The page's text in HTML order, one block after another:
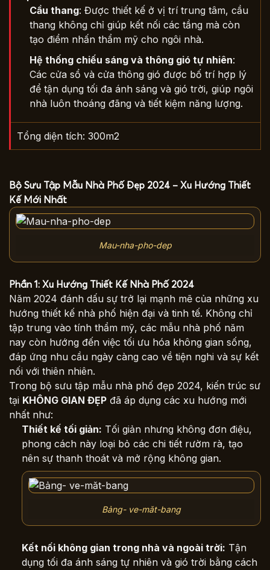
Cầu thang: Được thiết kế ở vị trí trung tâm, cầu
thang không chỉ giúp kết nối các tầng mà còn
tạo điểm nhấn thẩm mỹ cho ngôi nhà.
Hệ thống chiếu sáng và thông gió tự nhiên:
Các cửa sổ và cửa thông gió được bố trí hợp lý
để tận dụng tối đa ánh sáng và gió trời, giúp ngôi
nhà luôn thoáng đãng và tiết kiệm năng lượng.
Tổng diện tích: 300m2
Bộ Sưu Tập Mẫu Nhà Phố Đẹp 2024 – Xu Hướng Thiết
Kế Mới Nhất
Mau-nha-pho-dep
Phần 1: Xu Hướng Thiết Kế Nhà Phố 2024
Năm 2024 đánh dấu sự trở lại mạnh mẽ của những xu
hướng thiết kế nhà phố hiện đại và tinh tế. Không chỉ
tập trung vào tính thẩm mỹ, các mẫu nhà phố năm
nay còn hướng đến việc tối ưu hóa không gian sống,
đáp ứng nhu cầu ngày càng cao về tiện nghi và sự kết
nối với thiên nhiên.
Trong bộ sưu tập mẫu nhà phố đẹp 2024, kiến trúc sư
tại KHÔNG GIAN ĐẸP đã áp dụng các xu hướng mới
nhất như:
Thiết kế tối giản: Tối giản nhưng không đơn điệu,
phong cách này loại bỏ các chi tiết rườm rà, tạo
nên sự thanh thoát và mở rộng không gian.
Bảng- ve-măt-bang
Kết nối không gian trong nhà và ngoài trời: Tận
dụng tối đa ánh sáng tự nhiên và gió trời bằng cách